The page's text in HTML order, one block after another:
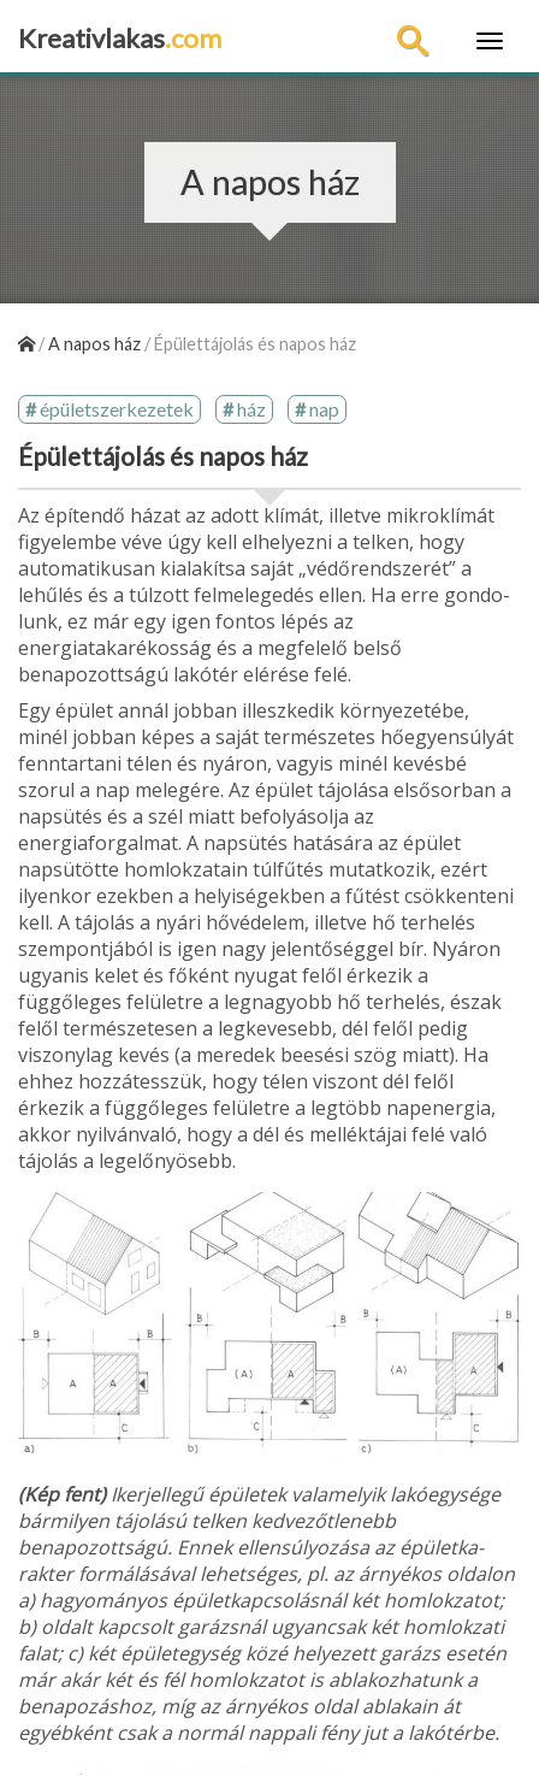
Kreativlakas.com
A napos ház
/A napos ház /Épülettájolás és napos ház
épületszerkezetek ház nap
Épülettájolás és napos ház
Az építendő házat az adott klímát, illetve mikroklímát
figyelembe véve úgy kell elhelyezni a telken, hogy
automatikusan kialakítsa saját „vé­dőrendszerét” a
lehűlés és a túlzott felmelegedés ellen. Ha erre gondo­
lunk, ez már egy igen fontos lépés az
energiatakarékosság és a megfe­lelő belső
benapozottságú lakótér elérése felé.
Egy épület annál jobban illeszke­dik környezetébe,
minél jobban ké­pes a saját természetes hőegyensú­lyát
fenntartani télen és nyáron, vagyis minél kevésbé
szorul a nap melegére. Az épület tájolása első­sorban a
napsütés és a szél miatt be­folyásolja az
energiaforgalmat. A napsütés hatására az épület
napsü­tötte homlokzatain túlfűtés mutat­kozik, ezért
ilyenkor ezekben a he­lyiségekben a fűtést csökkenteni
kell. A tájolás a nyári hővédelem, illetve hő terhelés
szempontjából is igen nagy jelentőséggel bír. Nyáron
ugyanis kelet és főként nyugat felől érkezik a
függőleges felületre a legnagyobb hő terhelés, észak
felől ter­mészetesen a legkevesebb, dél felől pedig
viszonylag kevés (a meredek beesési szög miatt). Ha
ehhez hoz­zátesszük, hogy télen viszont dél fe­lől
érkezik a függőleges felületre a legtöbb napenergia,
akkor nyilván­való, hogy a dél és melléktájai felé való
tájolás a legelőnyösebb.
(Kép fent)Ikerjellegű épületek valamelyik lakó­egysége
bármilyen tájolású telken kedvezőtlenebb
benapozottságú. Ennek ellensúlyozása az épületka­
rakter formálásával lehetséges, pl. az árnyékos oldalon
a) hagyományos épületkapcsolás­nál két homlokzatot;
b) oldalt kap­csolt garázsnál ugyancsak két homlokzati
falat; c) két épületegy­ség közé helyezett garázs esetén
már akár két és fél homlokzatot is ablakozhatunk a
benapozáshoz, míg az árnyékos oldal ablakain át
egyébként csak a normál nappali fény jut a lakótérbe.